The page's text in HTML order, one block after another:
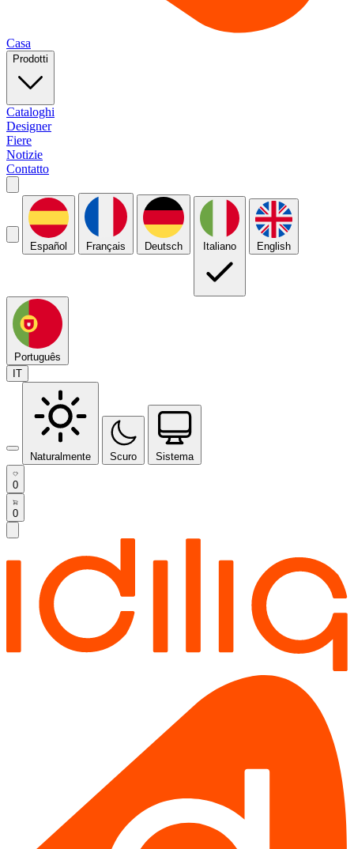
Casa
Prodotti
Cataloghi
Designer
Fiere
Notizie
Contatto
Español Français Deutsch Italiano English
Português
IT
Naturalmente Scuro Sistema
0
0